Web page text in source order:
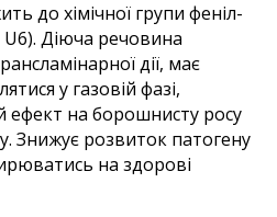
до хімічної групи феніл-
U6). Діюча речовина
дії, має
у газовій фазі,
ефект на борошнисту росу
Знижує розвиток патогену
на здорові